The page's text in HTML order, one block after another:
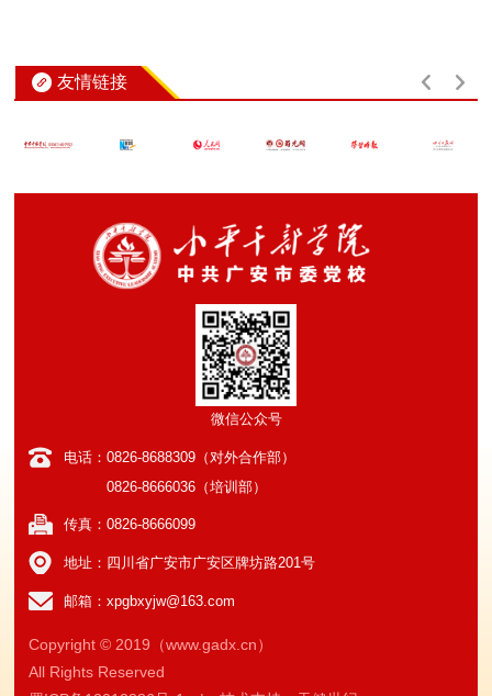
友情链接
微信公众号
电话：0826-8688309（对外合作部）
0826-8666036（培训部）
传真：0826-8666099
地址：四川省广安市广安区牌坊路201号
邮箱：xpgbxyjw@163.com
Copyright © 2019（www.gadx.cn）
All Rights Reserved